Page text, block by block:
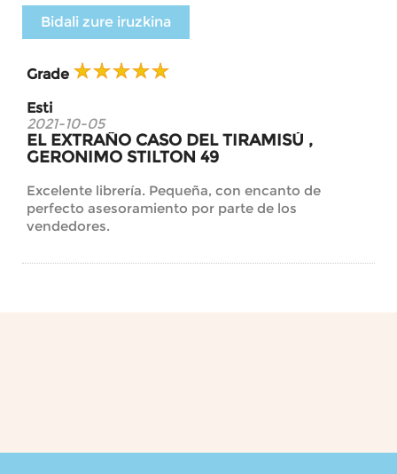
Bidali zure iruzkina
Grade
Esti
2021-10-05
EL EXTRAÑO CASO DEL TIRAMISÚ ,
GERONIMO STILTON 49
Excelente librería. Pequeña, con encanto de
perfecto asesoramiento por parte de los
vendedores.